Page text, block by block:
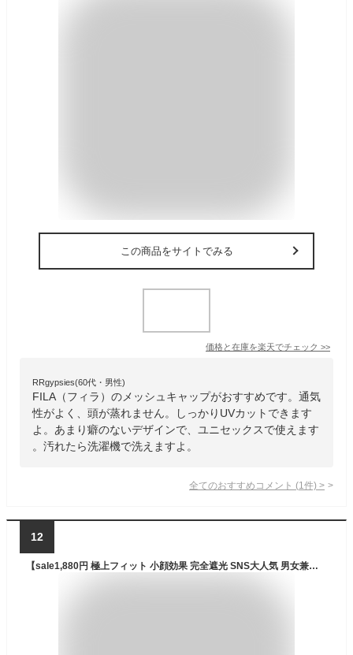
この商品をサイトでみる
価格と在庫を楽天でチェック >>
RRgypsies(60代・男性)
FILA（フィラ）のメッシュキャップがおすすめです。通気
性がよく、頭が蒸れません。しっかりUVカットできます
よ。あまり癖のないデザインで、ユニセックスで使えます
。汚れたら洗濯機で洗えますよ。
全てのおすすめコメント (1 件) >
12
【sale1,880円 極上フィット 小顔効果 完全遮光 SNS大人気 男女兼用】キャップ レディース メンズ 深め 大きいサイズ 帽子 uv 100％ uvカット おしゃれ 夏用 ブランド キッズ 帽子 無地 可愛い 春夏 接触冷感 涼しい 通気性 快適 シンプル コットン メッシュ 大きめ キャップ